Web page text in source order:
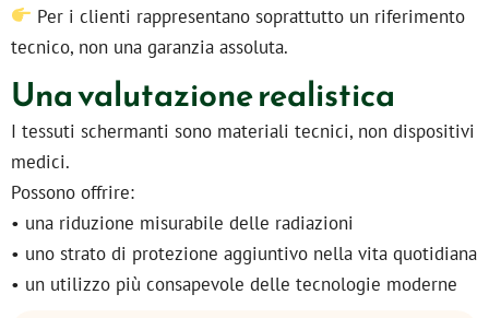
Per i clienti rappresentano soprattutto un riferimento
tecnico, non una garanzia assoluta.
Una valutazione realistica
I tessuti schermanti sono materiali tecnici, non dispositivi
medici.
Possono offrire:
• una riduzione misurabile delle radiazioni
• uno strato di protezione aggiuntivo nella vita quotidiana
• un utilizzo più consapevole delle tecnologie moderne